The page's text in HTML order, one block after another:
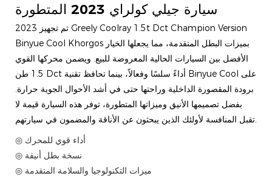
سيارة جيلي كولراي 2023 المتطورة
تم تجهيز 2023 Greely Coolray 1.5t Dct Champion Version
Binyue Cool Khorgos بميزات البطل المتقدمة، مما يجعلها الخيار
الأفضل بين السيارات الحالية المعروضة للبيع. ويضمن محركها القوي
1.5 طن Dct أداءً سلسًا وفعالاً، بينما تحافظ تقنية Binyue Cool على
برودة المقصورة الداخلية وراحتها حتى في أشد الأحوال الجوية حرارة.
بفضل تصميمها الأنيق وميزاتها المتطورة، توفر هذه السيارة قيمة لا
تقبل المنافسة لأولئك الذين يبحثون عن الأناقة والمضمون في سيارتهم.
◎ أداء قوي للمحرك
◎ نسخة بطل أنيقة
◎ ميزات التكنولوجيا والسلامة المتقدمة